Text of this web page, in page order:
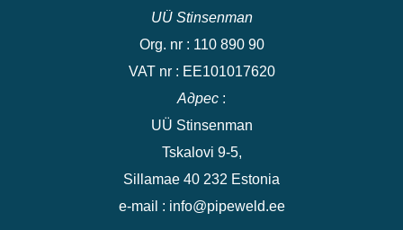
UÜ Stinsenman
Org. nr : 110 890 90
VAT nr : EE101017620
Адрес :
UÜ Stinsenman
Tskalovi 9-5,
Sillamae 40 232 Estonia
e-mail : info@pipeweld.ee